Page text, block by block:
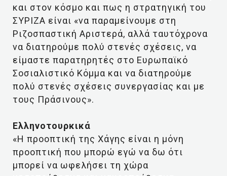
και στον κόσμο και πως η στρατηγική του
ΣΥΡΙΖΑ είναι «να παραμείνουμε στη
Ριζοσπαστική Αριστερά, αλλά ταυτόχρονα
να διατηρούμε πολύ στενές σχέσεις, να
είμαστε παρατηρητές στο Ευρωπαϊκό
Σοσιαλιστικό Κόμμα και να διατηρούμε
πολύ στενές σχέσεις συνεργασίας και με
τους Πράσινους».
Ελληνοτουρκικά
«Η προοπτική της Χάγης είναι η μόνη
προοπτική που μπορώ εγώ να δω ότι
μπορεί να ωφελήσει τη χώρα